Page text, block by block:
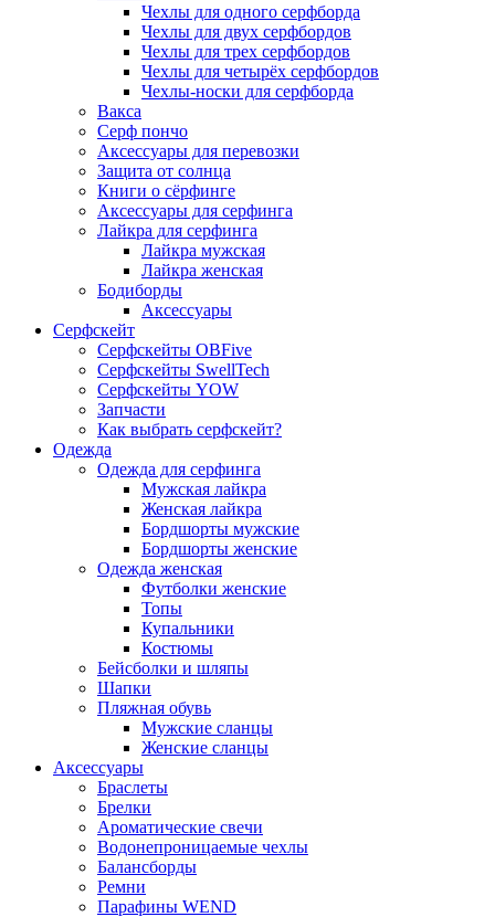
Чехлы для одного серфборда
Чехлы для двух серфбордов
Чехлы для трех серфбордов
Чехлы для четырёх серфбордов
Чехлы-носки для серфборда
Вакса
Серф пончо
Аксессуары для перевозки
Защита от солнца
Книги о сёрфинге
Аксессуары для серфинга
Лайкра для серфинга
Лайкра мужская
Лайкра женская
Бодиборды
Аксессуары
Серфскейт
Серфскейты OBFive
Серфскейты SwellTech
Серфскейты YOW
Запчасти
Как выбрать серфскейт?
Одежда
Одежда для серфинга
Мужская лайкра
Женская лайкра
Бордшорты мужские
Бордшорты женские
Одежда женская
Футболки женские
Топы
Купальники
Костюмы
Бейсболки и шляпы
Шапки
Пляжная обувь
Мужские сланцы
Женские сланцы
Аксессуары
Браслеты
Брелки
Ароматические свечи
Водонепроницаемые чехлы
Балансборды
Ремни
Парафины WEND